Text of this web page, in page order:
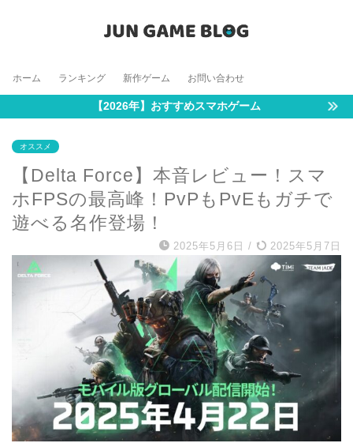
ホーム ランキング 新作ゲーム お問い合わせ
【2026年】おすすめスマホゲーム
オススメ
【Delta Force】本音レビュー！スマ
ホFPSの最高峰！PvPもPvEもガチで
遊べる名作登場！
2025年5月6日 / 2025年5月7日